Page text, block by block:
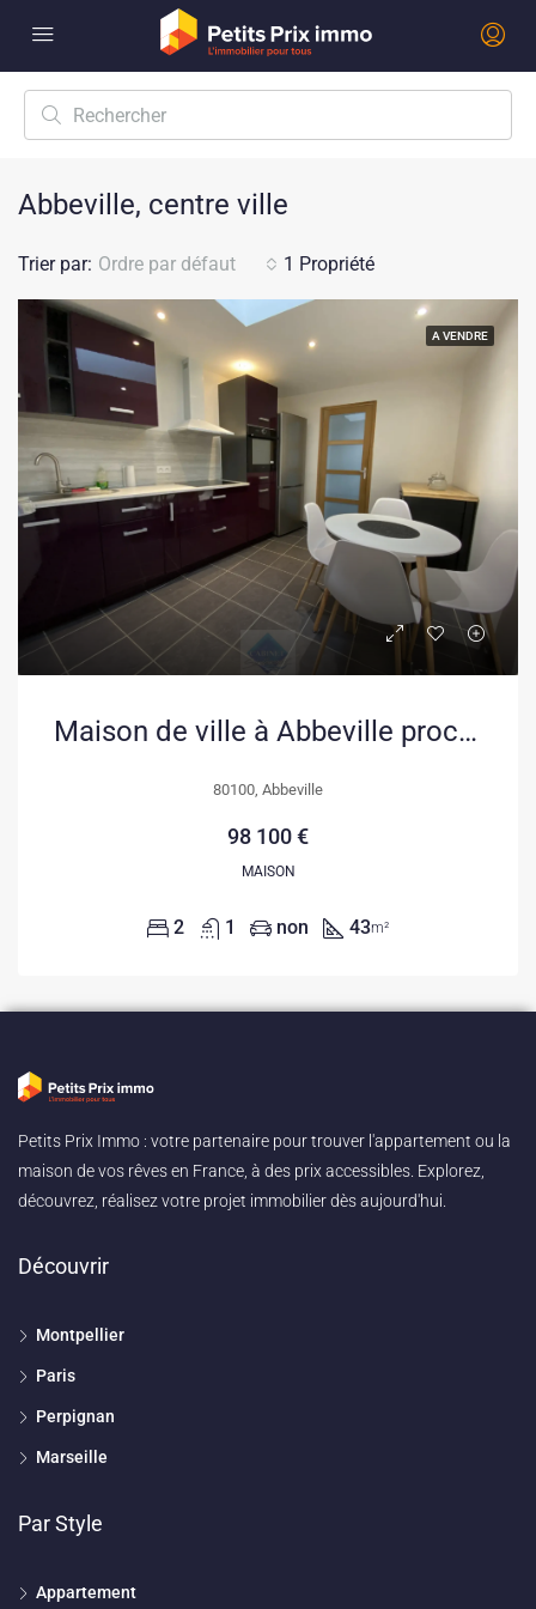
Abbeville, centre ville
1 Propriété
Trier par: Ordre par défaut
A VENDRE
Maison de ville à Abbeville proche du centre-ville avec 2 chambres
80100, Abbeville
98 100 €
MAISON
2 1 non 43m²
Petits Prix Immo : votre partenaire pour trouver l'appartement ou la
maison de vos rêves en France, à des prix accessibles. Explorez,
découvrez, réalisez votre projet immobilier dès aujourd'hui.
Découvrir
Montpellier
Paris
Perpignan
Marseille
Par Style
Appartement